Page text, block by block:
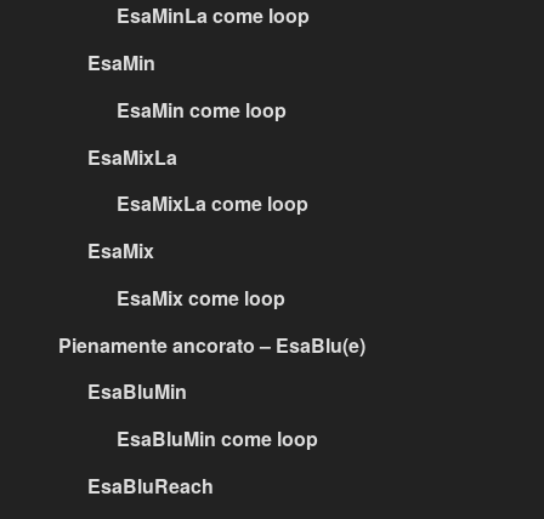
EsaMinLa come loop
EsaMin
EsaMin come loop
EsaMixLa
EsaMixLa come loop
EsaMix
EsaMix come loop
Pienamente ancorato – EsaBlu(e)
EsaBluMin
EsaBluMin come loop
EsaBluReach